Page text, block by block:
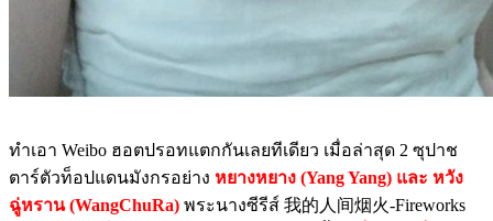
ทำเอา Weibo ฮอตปรอทแตกกันเลยทีเดียว เมื่อล่าสุด 2 ซุปาช
ตาร์ตัวท็อปแดนมังกรอย่าง หยางหยาง (Yang Yang) และ หวัง
ฉู่หราน (WangChuRa) พระนางซีรีส์ 我的人间烟火-Fireworks